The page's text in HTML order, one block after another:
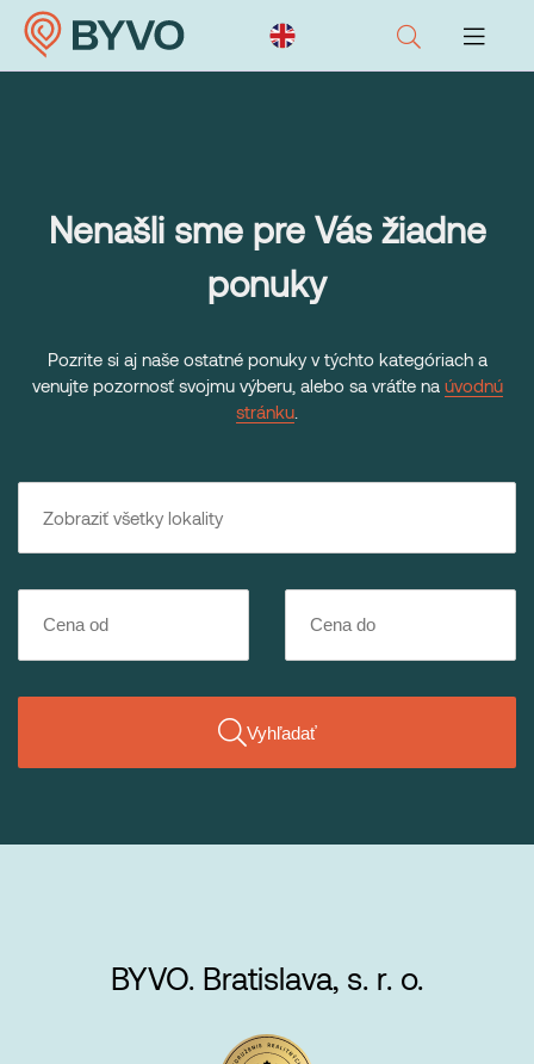
Nenašli sme pre Vás žiadne
ponuky
Pozrite si aj naše ostatné ponuky v týchto kategóriach a
venujte pozornosť svojmu výberu, alebo sa vráťte na úvodnú
stránku
Vyhľadať
BYVO. Bratislava, s. r. o.